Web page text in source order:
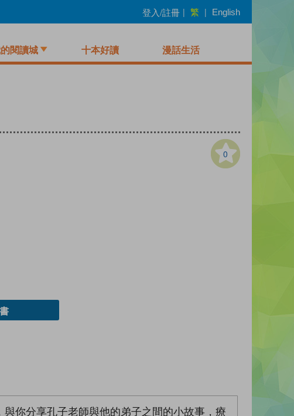
登入/註冊 | 繁 | English
閱讀城 十本好讀 漫話生活
0
你分享孔子老師與他的弟子之間的小故事，療